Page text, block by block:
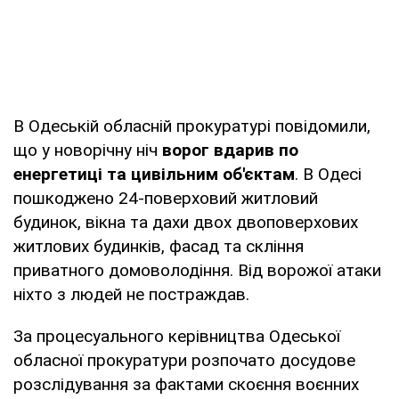
В Одеській обласній прокуратурі повідомили,
що у новорічну ніч ворог вдарив по
енергетиці та цивільним об'єктам. В Одесі
пошкоджено 24-поверховий житловий
будинок, вікна та дахи двох двоповерхових
житлових будинків, фасад та скління
приватного домоволодіння. Від ворожої атаки
ніхто з людей не постраждав.
За процесуального керівництва Одеської
обласної прокуратури розпочато досудове
розслідування за фактами скоєння воєнних